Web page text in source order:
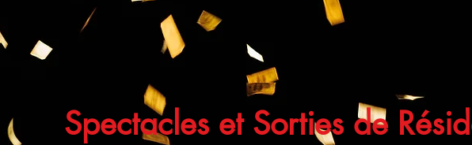
Spectacles et Sorties de